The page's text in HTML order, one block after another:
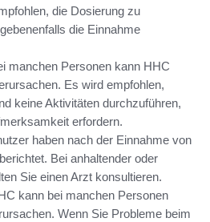
die Dosierung zu
die Einnahme
manchen Personen kann HHC
Es wird empfohlen,
keine Aktivitäten durchzuführen,
erfordern.
haben nach der Einnahme von
Bei anhaltender oder
Sie einen Arzt konsultieren.
kann bei manchen Personen
Wenn Sie Probleme beim